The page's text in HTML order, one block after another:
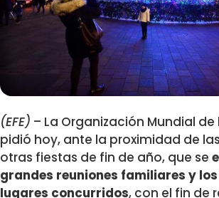
(EFE) – La Organización Mundial de
pidió hoy, ante la proximidad de
otras fiestas de fin de año, que se
grandes reuniones familiares y
lugares concurridos, con el fin de